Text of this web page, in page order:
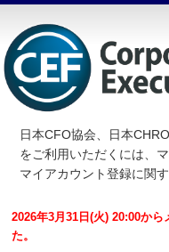
日本CFO協会、日本
をご利用いただくには、
マイアカウント登録に関
2026年3月31日(火) 20:00か
た。